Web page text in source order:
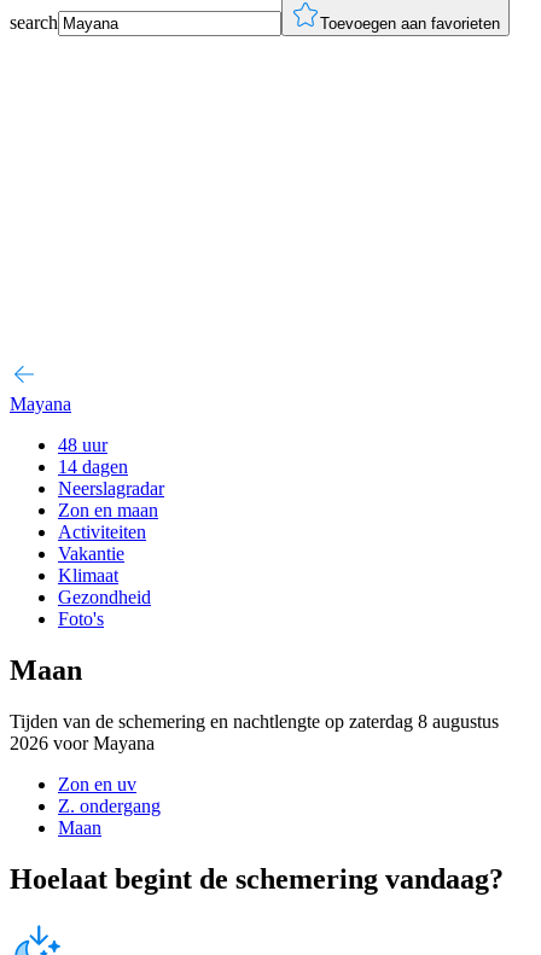
search Toevoegen aan favorieten
Mayana
48 uur
14 dagen
Neerslagradar
Zon en maan
Activiteiten
Vakantie
Klimaat
Gezondheid
Foto's
Maan
Tijden van de schemering en nachtlengte op zaterdag 8 augustus
2026 voor Mayana
Zon en uv
Z. ondergang
Maan
Hoelaat begint de schemering vandaag?